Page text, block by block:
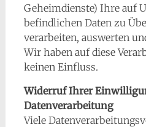
Geheimdienste) Ihre auf
befindlichen Daten zu
verarbeiten, auswerten
Wir haben auf diese
keinen Einfluss.
Widerruf Ihrer
Datenverarbeitung
Viele